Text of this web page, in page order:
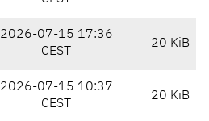
2026-07-15 17:36
CEST
20 KiB
2026-07-15 10:37
CEST
20 KiB